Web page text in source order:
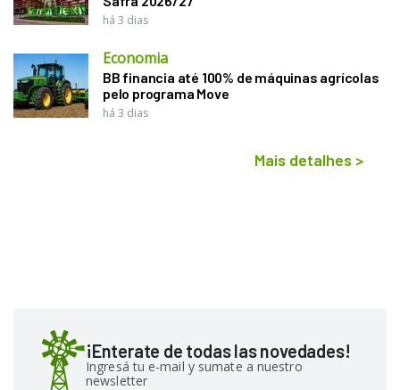
há 3 dias
Economia
BB financia até 100% de máquinas agrícolas
pelo programa Move
há 3 dias
Mais detalhes >
¡Enterate de todas las novedades!
Ingresá tu e-mail y sumate a nuestro
newsletter